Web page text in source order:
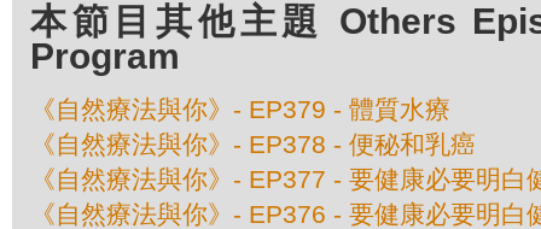
本節目其他主題 Others
Program
《自然療法與你》- EP379 - 體質水療
《自然療法與你》- EP378 - 便秘和乳癌
《自然療法與你》- EP377 - 要健康必要明白
《自然療法與你》- EP376 - 要健康必要明白